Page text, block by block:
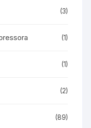
(3)
(1)
(1)
(2)
(89)